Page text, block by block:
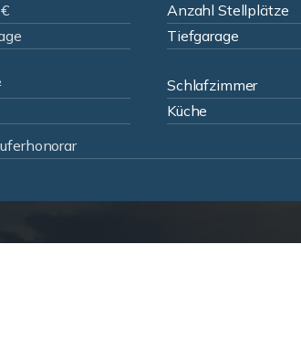
Anzahl Stellplätze
Tiefgarage
Schlafzimmer
Küche